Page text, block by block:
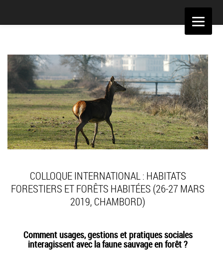
Aller
COLLOQUE INTERNATIONAL : HABITATS
FORESTIERS ET FORÊTS HABITÉES (26-27 MARS
2019, CHAMBORD)
Comment usages, gestions et pratiques sociales
interagissent avec la faune sauvage en forêt ?